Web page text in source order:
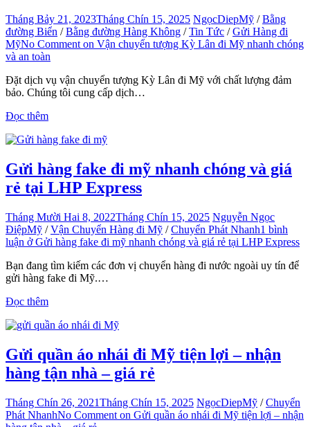
Tháng Bảy 21, 2023Tháng Chín 15, 2025 NgọcDiepMỹ /Bằng
đường Biển /Bằng đường Hàng Không /Tin Tức /Gửi Hàng đi
MỹNo Comment on Vận chuyển tượng Kỳ Lân đi Mỹ nhanh chóng
và an toàn
Đặt dịch vụ vận chuyển tượng Kỳ Lân đi Mỹ với chất lượng đảm
bảo. Chúng tôi cung cấp dịch…
Đọc thêm
Gửi hàng fake đi mỹ nhanh chóng và giá
rẻ tại LHP Express
Tháng Mười Hai 8, 2022Tháng Chín 15, 2025 Nguyễn Ngọc
ĐiệpMỹ /Vận Chuyển Hàng đi Mỹ /Chuyển Phát Nhanh1 bình
luận ở Gửi hàng fake đi mỹ nhanh chóng và giá rẻ tại LHP Express
Bạn đang tìm kiếm các đơn vị chuyển hàng đi nước ngoài uy tín để
gửi hàng fake đi Mỹ.…
Đọc thêm
Gửi quần áo nhái đi Mỹ tiện lợi – nhận
hàng tận nhà – giá rẻ
Tháng Chín 26, 2021Tháng Chín 15, 2025 NgọcDiepMỹ /Chuyển
Phát NhanhNo Comment on Gửi quần áo nhái đi Mỹ tiện lợi – nhận